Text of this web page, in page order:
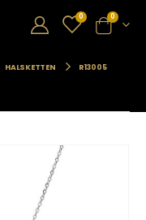
0 0
HALSKETTEN R13005